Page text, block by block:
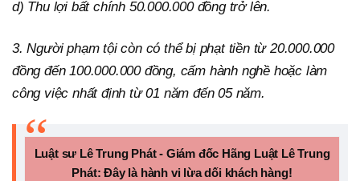
d) Thu lợi bất chính 50.000.000 đồng trở lên.
3. Người phạm tội còn có thể bị phạt tiền từ 20.000.000
đồng đến 100.000.000 đồng, cấm hành nghề hoặc làm
công việc nhất định từ 01 năm đến 05 năm.
Luật sư Lê Trung Phát - Giám đốc Hãng Luật Lê Trung
Phát: Đây là hành vi lừa dối khách hàng!